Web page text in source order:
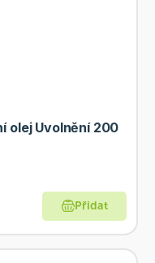
olej Uvolnění 200
Přidat